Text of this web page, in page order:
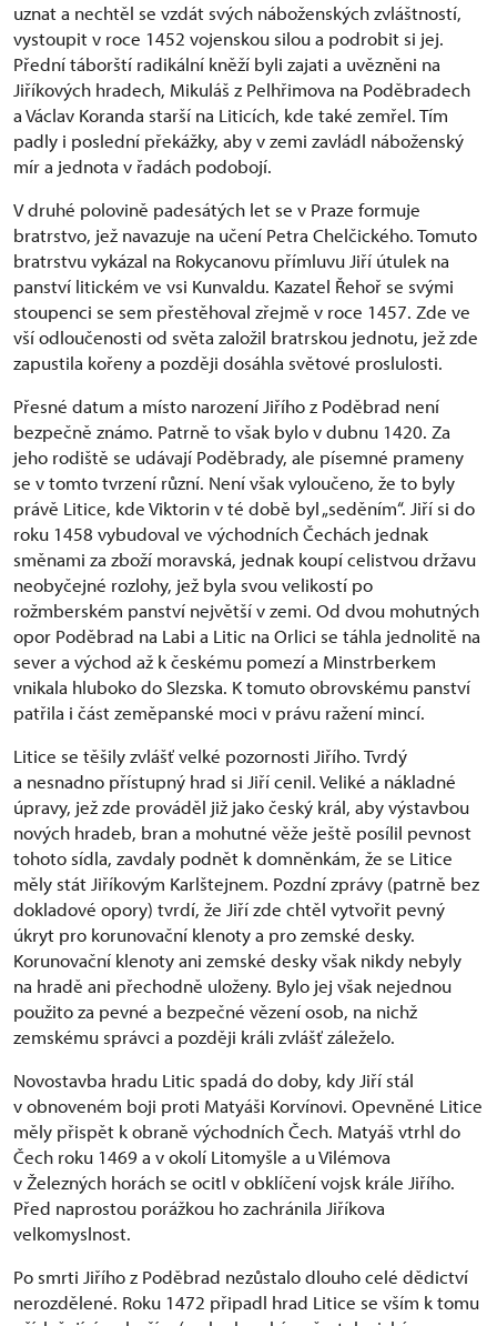
uznat a nechtěl se vzdát svých náboženských zvláštností,
vystoupit v roce 1452 vojenskou silou a podrobit si jej.
Přední táborští radikální kněží byli zajati a uvězněni na
Jiříkových hradech, Mikuláš z Pelhřimova na Poděbradech
a Václav Koranda starší na Liticích, kde také zemřel. Tím
padly i poslední překážky, aby v zemi zavládl náboženský
mír a jednota v řadách podobojí.
V druhé polovině padesátých let se v Praze formuje
bratrstvo, jež navazuje na učení Petra Chelčického. Tomuto
bratrstvu vykázal na Rokycanovu přímluvu Jiří útulek na
panství litickém ve vsi Kunvaldu. Kazatel Řehoř se svými
stoupenci se sem přestěhoval zřejmě v roce 1457. Zde ve
vší odloučenosti od světa založil bratrskou jednotu, jež zde
zapustila kořeny a později dosáhla světové proslulosti.
Přesné datum a místo narození Jiřího z Poděbrad není
bezpečně známo. Patrně to však bylo v dubnu 1420. Za
jeho rodiště se udávají Poděbrady, ale písemné prameny
se v tomto tvrzení různí. Není však vyloučeno, že to byly
právě Litice, kde Viktorin v té době byl „seděním“. Jiří si do
roku 1458 vybudoval ve východních Čechách jednak
směnami za zboží moravská, jednak koupí celistvou državu
neobyčejné rozlohy, jež byla svou velikostí po
rožmberském panství největší v zemi. Od dvou mohutných
opor Poděbrad na Labi a Litic na Orlici se táhla jednolitě na
sever a východ až k českému pomezí a Minstrberkem
vnikala hluboko do Slezska. K tomuto obrovskému panství
patřila i část zeměpanské moci v právu ražení mincí.
Litice se těšily zvlášť velké pozornosti Jiřího. Tvrdý
a nesnadno přístupný hrad si Jiří cenil. Veliké a nákladné
úpravy, jež zde prováděl již jako český král, aby výstavbou
nových hradeb, bran a mohutné věže ještě posílil pevnost
tohoto sídla, zavdaly podnět k domněnkám, že se Litice
měly stát Jiříkovým Karlštejnem. Pozdní zprávy (patrně bez
dokladové opory) tvrdí, že Jiří zde chtěl vytvořit pevný
úkryt pro korunovační klenoty a pro zemské desky.
Korunovační klenoty ani zemské desky však nikdy nebyly
na hradě ani přechodně uloženy. Bylo jej však nejednou
použito za pevné a bezpečné vězení osob, na nichž
zemskému správci a později králi zvlášť záleželo.
Novostavba hradu Litic spadá do doby, kdy Jiří stál
v obnoveném boji proti Matyáši Korvínovi. Opevněné Litice
měly přispět k obraně východních Čech. Matyáš vtrhl do
Čech roku 1469 a v okolí Litomyšle a u Vilémova
v Železných horách se ocitl v obklíčení vojsk krále Jiřího.
Před naprostou porážkou ho zachránila Jiříkova
velkomyslnost.
Po smrti Jiřího z Poděbrad nezůstalo dlouho celé dědictví
nerozdělené. Roku 1472 připadl hrad Litice se vším k tomu